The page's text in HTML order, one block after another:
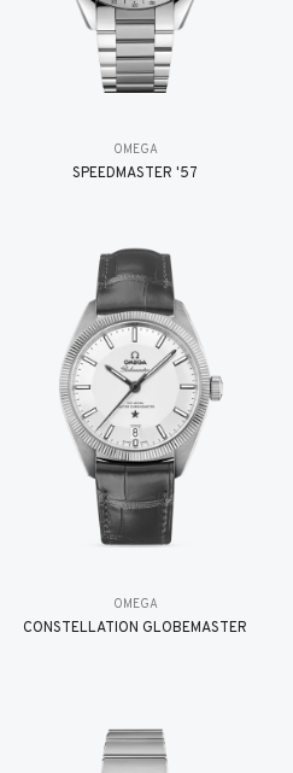
OMEGA
SPEEDMASTER '57
OMEGA
CONSTELLATION GLOBEMASTER